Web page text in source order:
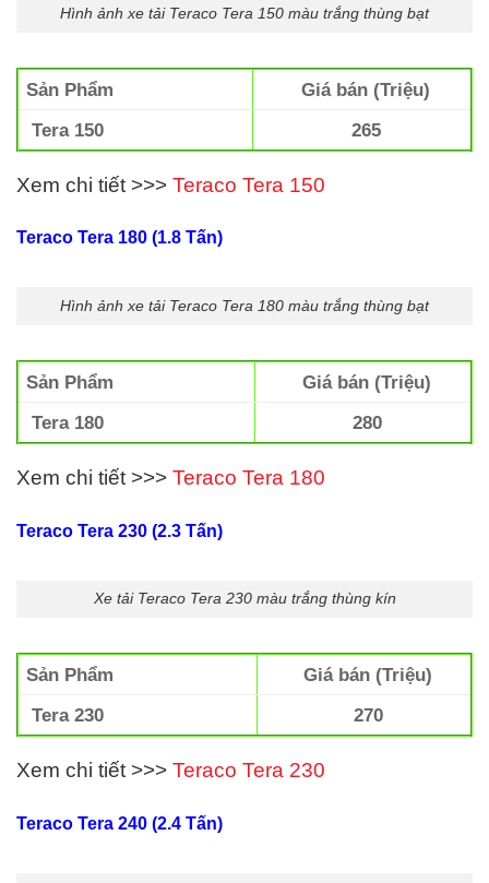
Hình ảnh xe tải Teraco Tera 150 màu trắng thùng bạt
Sản Phẩm
Giá bán (Triệu)
Tera 150
265
Xem chi tiết >>> Teraco Tera 150
Teraco Tera 180 (1.8 Tấn)
Hình ảnh xe tải Teraco Tera 180 màu trắng thùng bạt
Sản Phẩm
Giá bán (Triệu)
Tera 180
280
Xem chi tiết >>> Teraco Tera 180
Teraco Tera 230 (2.3 Tấn)
Xe tải Teraco Tera 230 màu trắng thùng kín
Sản Phẩm
Giá bán (Triệu)
Tera 230
270
Xem chi tiết >>> Teraco Tera 230
Teraco Tera 240 (2.4 Tấn)